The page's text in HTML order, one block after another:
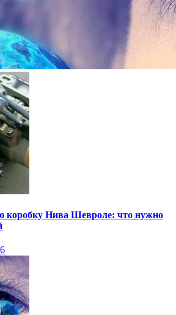
коробку Нива Шевроле: что нужно